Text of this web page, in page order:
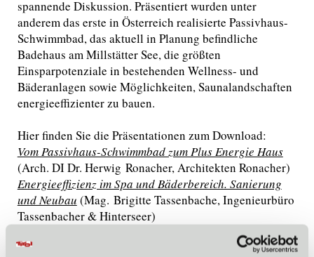
spannende Diskussion. Präsentiert wurden unter
anderem das erste in Österreich realisierte Passivhaus-
Schwimmbad, das aktuell in Planung befindliche
Badehaus am Millstätter See, die größten
Einsparpotenziale in bestehenden Wellness- und
Bäderanlagen sowie Möglichkeiten, Saunalandschaften
energieeffizienter zu bauen.
Hier finden Sie die Präsentationen zum Download:
Vom Passivhaus-Schwimmbad zum Plus Energie Haus
(Arch. DI Dr. Herwig Ronacher, Architekten Ronacher)
Energieeffizienz im Spa und Bäderbereich. Sanierung
und Neubau (Mag. Brigitte Tassenbache, Ingenieurbüro
Tassenbacher & Hinterseer)
Klingenschmid, KLAFS GmbH)